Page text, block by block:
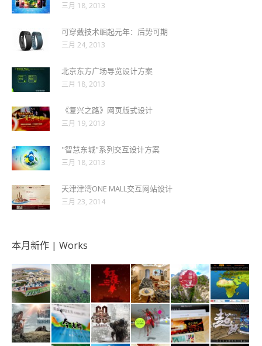
三月 18, 2013
可穿戴技术崛起元年：后势可期
三月 24, 2013
北京东方广场导览设计方案
三月 18, 2013
《复兴之路》网页版式设计
三月 19, 2013
"智慧东城"系列交互设计方案
三月 18, 2013
天津津湾ONE MALL交互网站设计
三月 23, 2014
本月新作 | Works